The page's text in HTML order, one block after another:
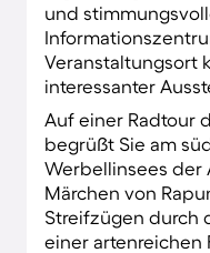
und
Veranstaltungsort
interessanter
Auf einer Radtour
begrüßt Sie am
Werbellinsees der
Märchen von
Streifzügen durch
einer artenreichen